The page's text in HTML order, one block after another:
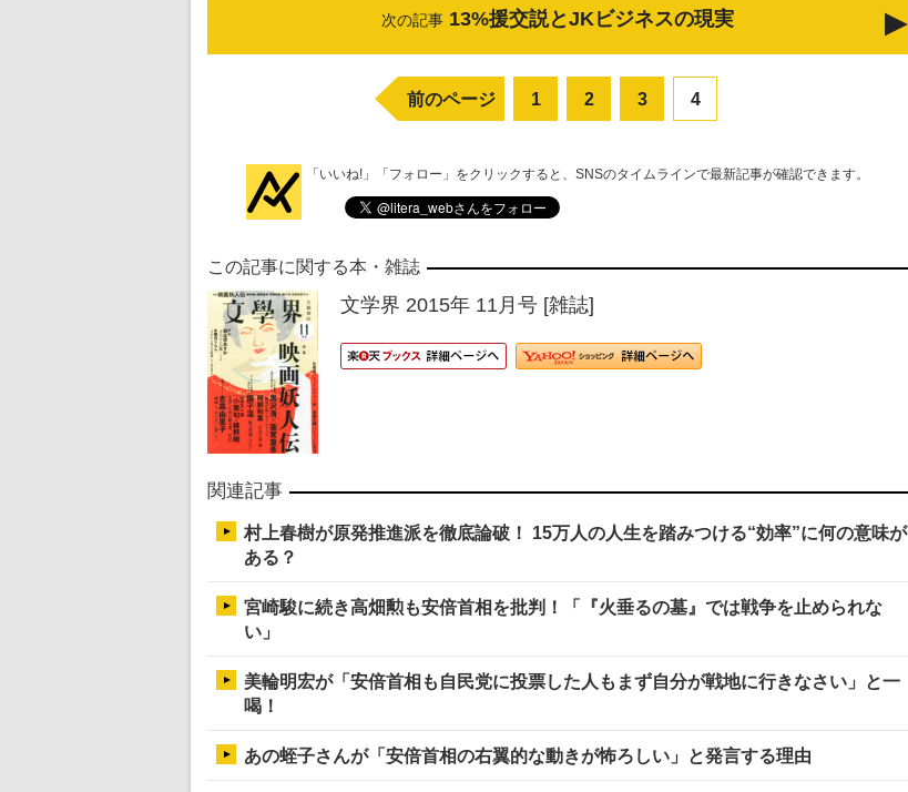
次の記事 13%援交説とJKビジネスの現実
前のページ 1 2 3 4
「いいね!」「フォロー」をクリックすると、SNSのタイムラインで最新記事が確認できます。
この記事に関する本・雑誌
文学界 2015年 11月号 [雑誌]
関連記事
村上春樹が原発推進派を徹底論破！ 15万人の人生を踏みつける“効率”に何の意味が
ある？
宮崎駿に続き高畑勲も安倍首相を批判！「『火垂るの墓』では戦争を止められな
い」
美輪明宏が「安倍首相も自民党に投票した人もまず自分が戦地に行きなさい」と一
喝！
あの蛭子さんが「安倍首相の右翼的な動きが怖ろしい」と発言する理由